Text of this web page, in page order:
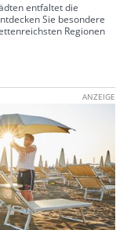
entfaltet die
Sie besondere
Regionen
ANZEIGE